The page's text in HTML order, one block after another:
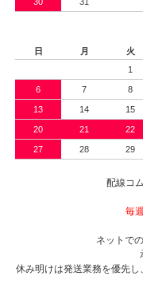
日
月 火
1
6 7 8
13 14 15
20 21 22
27 28 29
配線コ
毎
ネットで
休み明けは発送業務を優先